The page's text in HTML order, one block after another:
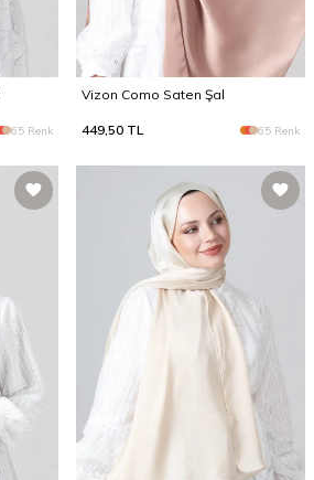
65 Renk
Vizon Como Saten Şal
449,50 TL 65 Renk